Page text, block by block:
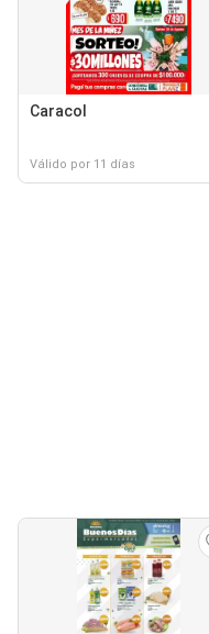
Caracol
Válido por 11 días